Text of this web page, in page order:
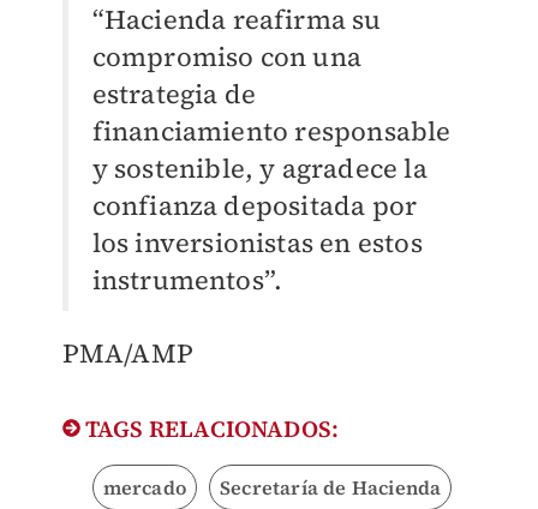
“Hacienda reafirma su
compromiso con una
estrategia de
financiamiento responsable
y sostenible, y agradece la
confianza depositada por
los inversionistas en estos
instrumentos”.
PMA/AMP
TAGS RELACIONADOS:
mercado Secretaría de Hacienda